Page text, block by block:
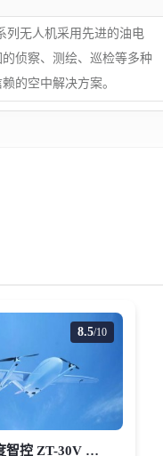
列无人机采用先进的油电
侦察、测绘、巡检等多种
的空中解决方案。
8.5/10
Zerotech零度智控 ZT-30V 长续航油电混合垂直起降固定翼无人机